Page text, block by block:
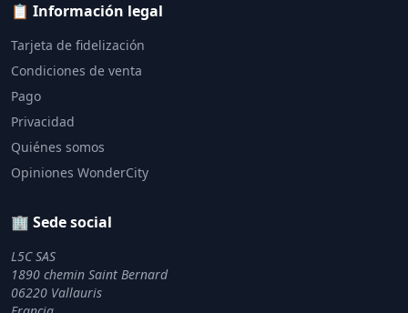
📋 Información legal
Tarjeta de fidelización
Condiciones de venta
Pago
Privacidad
Quiénes somos
Opiniones WonderCity
🏢 Sede social
L5C SAS
1890 chemin Saint Bernard
06220 Vallauris